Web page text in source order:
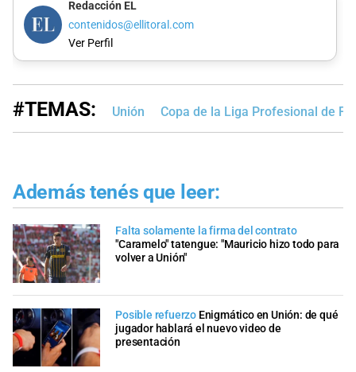
Redacción EL
contenidos@ellitoral.com
Ver Perfil
#TEMAS: Unión Copa de la Liga Profesional de
Además tenés que leer:
Falta solamente la firma del contrato
"Caramelo" tatengue: "Mauricio hizo todo para
volver a Unión"
Posible refuerzo Enigmático en Unión: de qué
jugador hablará el nuevo video de
presentación